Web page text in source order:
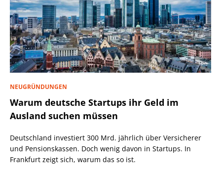
NEUGRÜNDUNGEN
Warum deutsche Startups ihr Geld im
Ausland suchen müssen
Deutschland investiert 300 Mrd. jährlich über Versicherer
und Pensionskassen. Doch wenig davon in Startups. In
Frankfurt zeigt sich, warum das so ist.